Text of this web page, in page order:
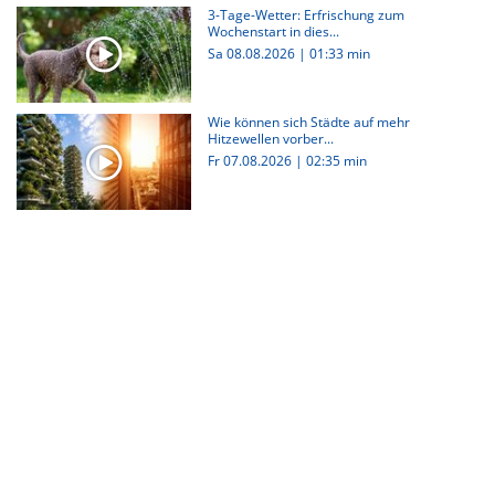
3-Tage-Wetter: Erfrischung zum
Wochenstart in dies...
Sa 08.08.2026 | 01:33 min
Wie können sich Städte auf mehr
Hitzewellen vorber...
Fr 07.08.2026 | 02:35 min